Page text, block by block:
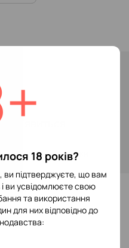
18 років?
ви підтверджуєте, що вам
і ви усвідомлюєте свою
та використання
для них відповідно до
з'явиться
знижки